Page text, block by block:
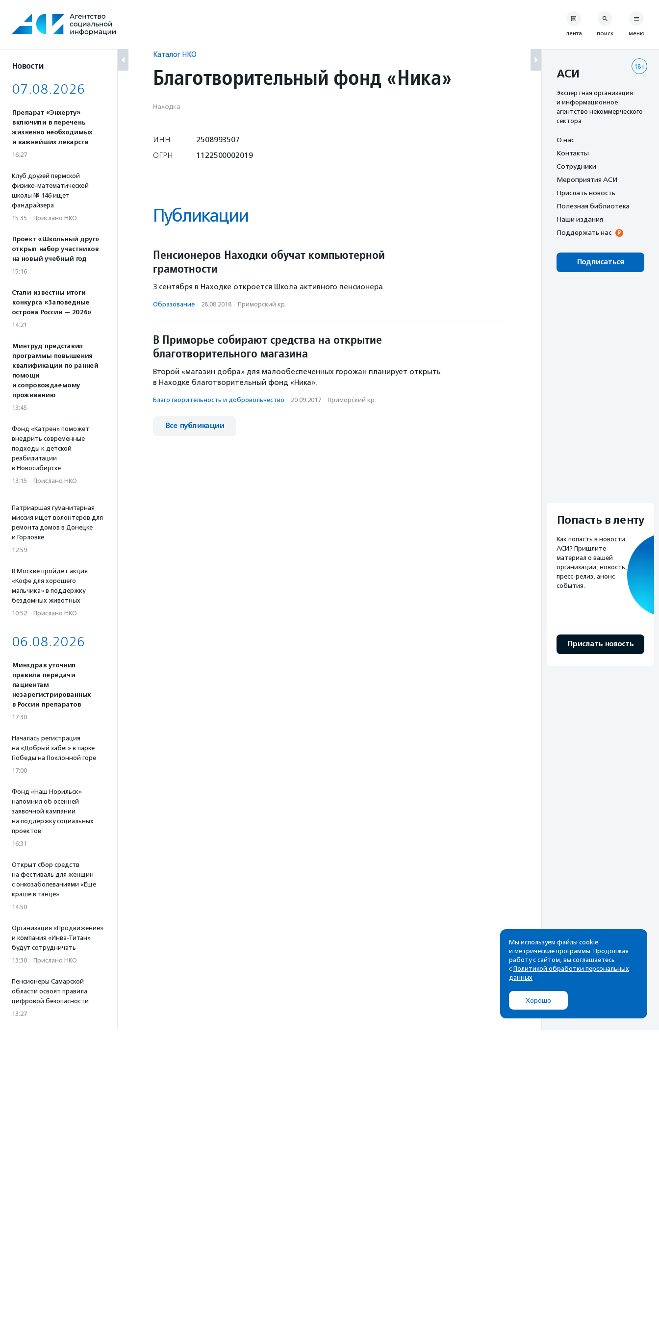
содержанию
Новости
07.08.2026
Препарат «Энхерту»
включили в перечень
жизненно необходимых
и важнейших лекарств
16:27
Клуб друзей пермской
физико-математической
школы № 146 ищет
фандрайзера
15:35 · Прислано НКО
Проект «Школьный друг»
открыл набор участников
на новый учебный год
15:16
Стали известны итоги
конкурса «Заповедные
острова России — 2026»
14:21
Минтруд представил
программы повышения
квалификации по ранней
помощи
и сопровождаемому
проживанию
13:45
Фонд «Катрен» поможет
внедрить современные
подходы к детской
реабилитации
в Новосибирске
13:15 · Прислано НКО
Патриаршая гуманитарная
миссия ищет волонтеров для
ремонта домов в Донецке
и Горловке
12:59
В Москве пройдет акция
«Кофе для хорошего
мальчика» в поддержку
бездомных животных
10:52 · Прислано НКО
06.08.2026
Минздрав уточнил
правила передачи
пациентам
незарегистрированных
в России препаратов
17:30
Началась регистрация
на «Добрый забег» в парке
Победы на Поклонной горе
17:00
Фонд «Наш Норильск»
напомнил об осенней
заявочной кампании
на поддержку социальных
проектов
16:31
Открыт сбор средств
на фестиваль для женщин
с онкозаболеваниями «Еще
краше в танце»
14:50
Организация «Продвижение»
и компания «Инва-Титан»
будут сотрудничать
13:30 · Прислано НКО
Пенсионеры Самарской
области освоят правила
цифровой безопасности
13:27
Каталог НКО
Благотворительный фонд «Ника»
Находка
ИНН
2508993507
ОГРН
1122500002019
Публикации
Пенсионеров Находки обучат компьютерной
грамотности
3 сентября в Находке откроется Школа активного пенсионера.
Образование · 28.08.2018 · Приморский кр.
В Приморье собирают средства на открытие
благотворительного магазина
Второй «магазин добра» для малообеспеченных горожан планирует открыть
в Находке благотворительный фонд «Ника».
Благотвори­тель­ность и доброволь­чест­во · 20.09.2017 · Приморский кр.
Все публикации
лента поиск меню
18+
АСИ
Экспертная организация
и информационное
агентство некоммерческого
сектора
О нас
Контакты
Сотрудники
Мероприятия АСИ
Прислать новость
Полезная библиотека
Наши издания
Поддержать нас
Подписаться
Попасть в ленту
Как попасть в новости
АСИ? Пришлите
материал о вашей
организации, новость,
пресс-релиз, анонс
события.
Прислать новость
Рассылка
Cамые свежие новости,
почтовом ящике
Мы используем файлы cookie
и метрические программы. Продолжая
работу с сайтом, вы соглашаетесь
с Политикой обработки персональных
данных
Хорошо